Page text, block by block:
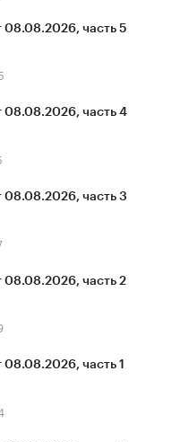
часть 5
часть 4
часть 3
часть 2
часть 1